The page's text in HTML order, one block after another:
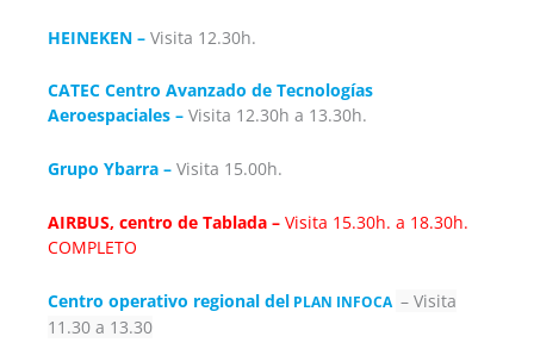
HEINEKEN – Visita 12.30h.
CATEC Centro Avanzado de Tecnologías
Aeroespaciales – Visita 12.30h a 13.30h.
Grupo Ybarra – Visita 15.00h.
AIRBUS, centro de Tablada – Visita 15.30h. a 18.30h.
COMPLETO
Centro operativo regional del PLAN INFOCA – Visita
11.30 a 13.30